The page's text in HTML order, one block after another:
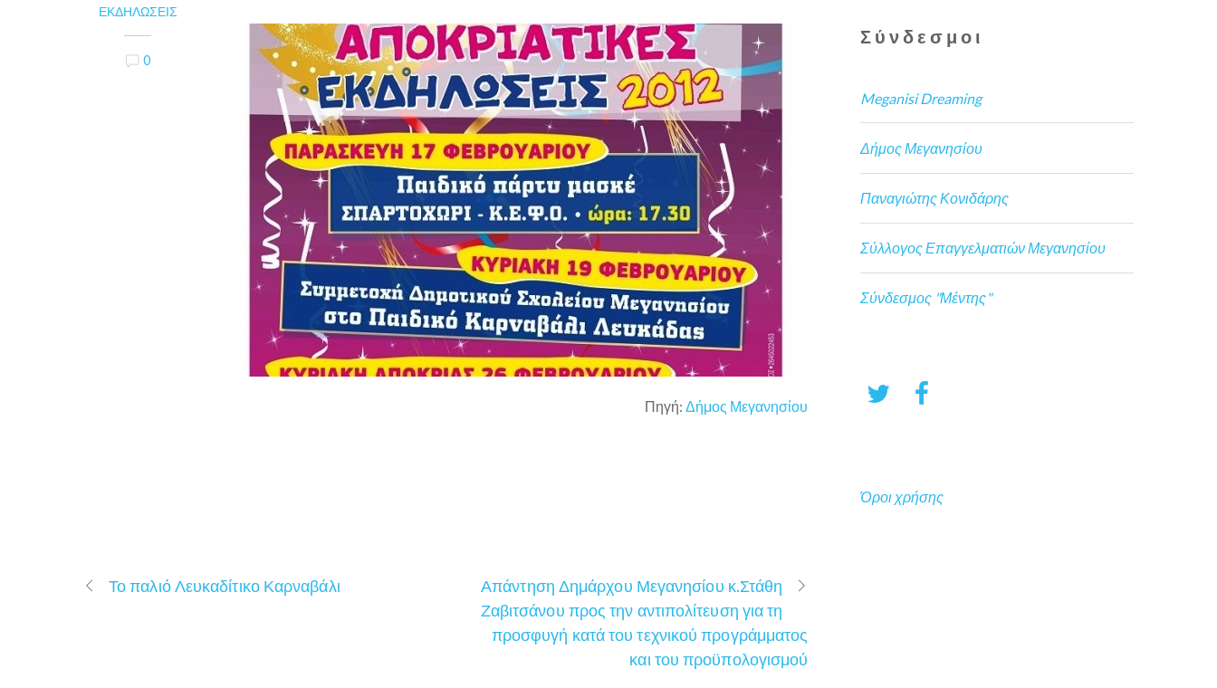
ΕΚΔΗΛΏΣΕΙΣ
0
Πηγή:Δήμος Μεγανησίου
Το παλιό Λευκαδίτικο Καρναβάλι
Απάντηση Δημάρχου Μεγανησίου κ.Στάθη
Ζαβιτσάνου προς την αντιπολίτευση για τη
προσφυγή κατά του τεχνικού προγράμματος
και του προϋπολογισμού
Σύνδεσμοι
Meganisi Dreaming
Δήμος Μεγανησίου
Παναγιώτης Κονιδάρης
Σύλλογος Επαγγελματιών Μεγανησίου
Σύνδεσμος "Μέντης"
Όροι χρήσης